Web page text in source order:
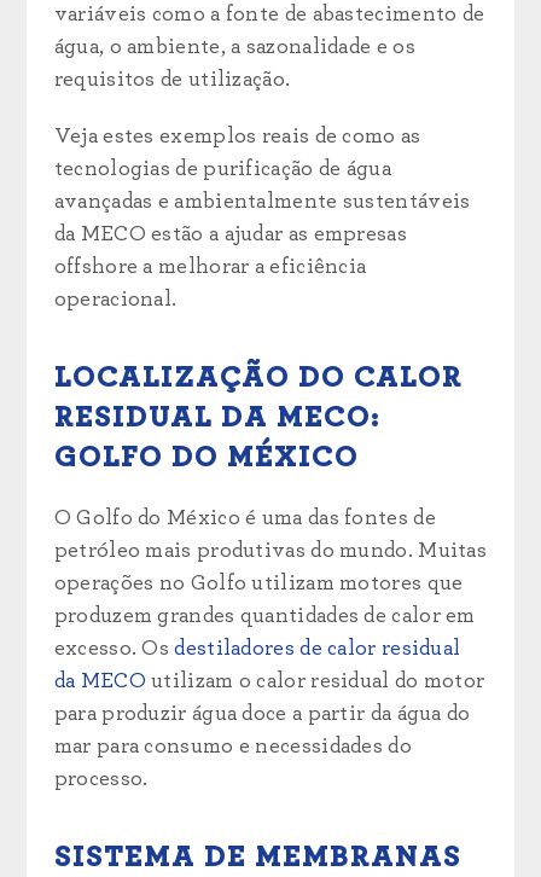
variáveis como a fonte de abastecimento de
água, o ambiente, a sazonalidade e os
requisitos de utilização.
Veja estes exemplos reais de como as
tecnologias de purificação de água
avançadas e ambientalmente sustentáveis
da MECO estão a ajudar as empresas
offshore a melhorar a eficiência
operacional.
LOCALIZAÇÃO DO CALOR
RESIDUAL DA MECO:
GOLFO DO MÉXICO
O Golfo do México é uma das fontes de
petróleo mais produtivas do mundo. Muitas
operações no Golfo utilizam motores que
produzem grandes quantidades de calor em
excesso. Osdestiladores de calor residual
da MECO utilizam o calor residual do motor
para produzir água doce a partir da água do
mar para consumo e necessidades do
processo.
SISTEMA DE MEMBRANAS